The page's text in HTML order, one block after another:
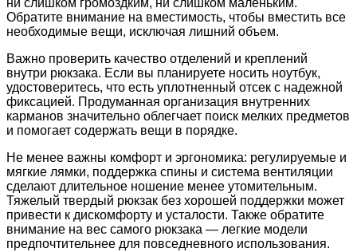
ни слишком громоздким, ни слишком маленьким.
Обратите внимание на вместимость, чтобы вместить все
необходимые вещи, исключая лишний объем.
Важно проверить качество отделений и креплений
внутри рюкзака. Если вы планируете носить ноутбук,
удостоверитесь, что есть уплотненный отсек с надежной
фиксацией. Продуманная организация внутренних
карманов значительно облегчает поиск мелких предметов
и помогает содержать вещи в порядке.
Не менее важны комфорт и эргономика: регулируемые и
мягкие лямки, поддержка спины и система вентиляции
сделают длительное ношение менее утомительным.
Тяжелый твердый рюкзак без хорошей поддержки может
привести к дискомфорту и усталости. Также обратите
внимание на вес самого рюкзака — легкие модели
предпочтительнее для повседневного использования.